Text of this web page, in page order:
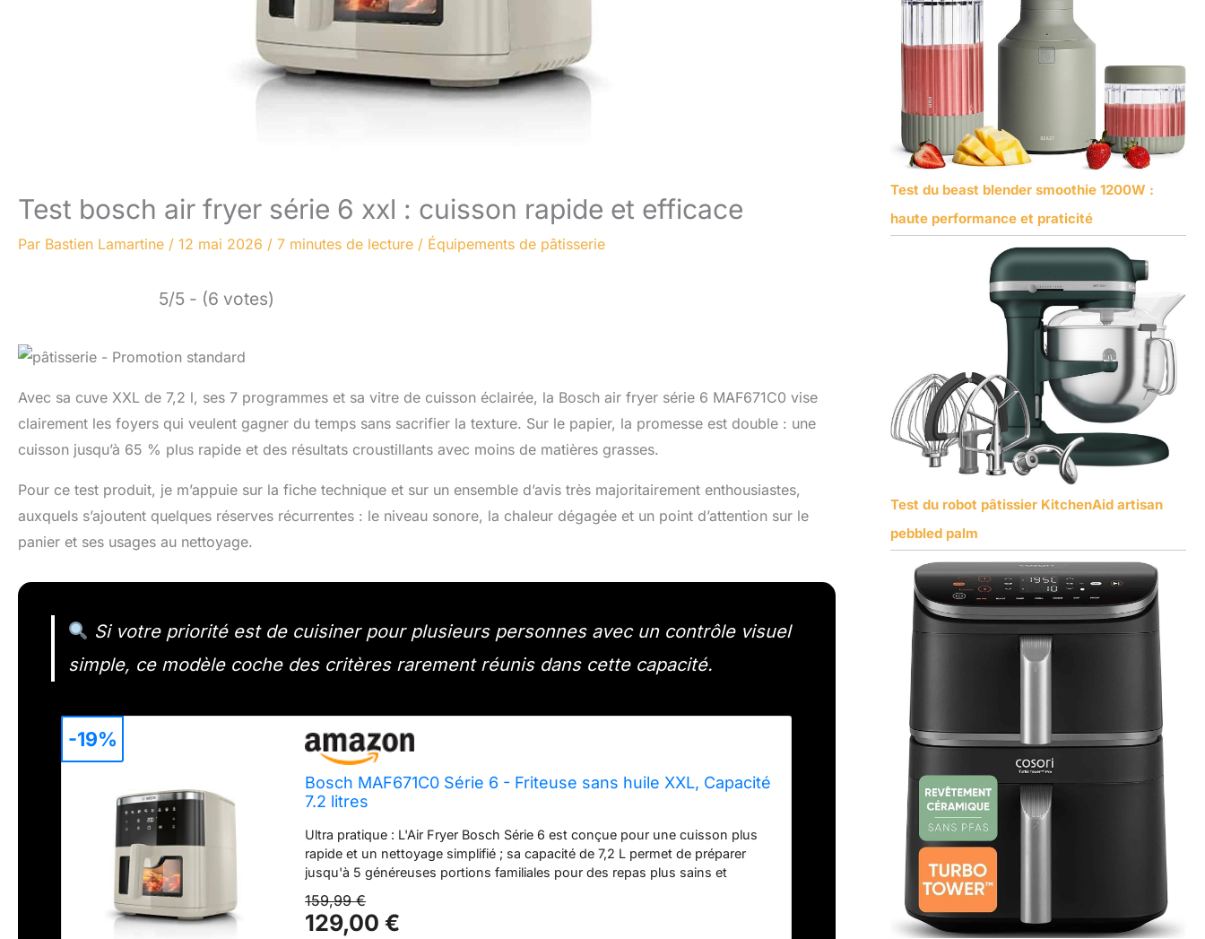
Test bosch air fryer série 6 xxl : cuisson rapide et efficace
Par Bastien Lamartine / 12 mai 2026 / 7 minutes de lecture / Équipements de pâtisserie
5/5 - (6 votes)
Avec sa cuve XXL de 7,2 l, ses 7 programmes et sa vitre de cuisson éclairée, la Bosch air fryer série 6 MAF671C0 vise
clairement les foyers qui veulent gagner du temps sans sacrifier la texture. Sur le papier, la promesse est double : une
cuisson jusqu’à 65 % plus rapide et des résultats croustillants avec moins de matières grasses.
Pour ce test produit, je m’appuie sur la fiche technique et sur un ensemble d’avis très majoritairement enthousiastes,
auxquels s’ajoutent quelques réserves récurrentes : le niveau sonore, la chaleur dégagée et un point d’attention sur le
panier et ses usages au nettoyage.
Si votre priorité est de cuisiner pour plusieurs personnes avec un contrôle visuel
simple, ce modèle coche des critères rarement réunis dans cette capacité.
Bosch MAF671C0 Série 6 - Friteuse sans huile XXL, Capacité
7.2 litres
Ultra pratique : L'Air Fryer Bosch Série 6 est conçue pour une cuisson plus
rapide et un nettoyage simplifié ; sa capacité de 7,2 L permet de préparer
jusqu'à 5 généreuses portions familiales pour des repas plus sains et
préchauffage, vous permettant de cuisiner jusqu'à 65 % plus vite* tout en
économisant jusqu'à 70 % d’énergie*, grâce à la technologie de la cuisson
159,99 €
129,00 €
-19%
Test du beast blender smoothie 1200W :
haute performance et praticité
Test du robot pâtissier KitchenAid artisan
pebbled palm